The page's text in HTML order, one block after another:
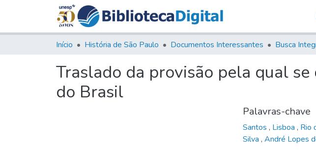
Início História de São Paulo Documentos Interessantes Busca
Traslado da provisão pela qual
do Brasil
Palavras-chave
Santos , Lisboa , Rio
Silva , André Lopes